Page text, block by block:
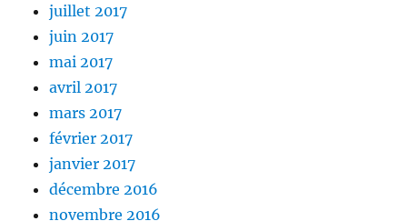
juillet 2017
juin 2017
mai 2017
avril 2017
mars 2017
février 2017
janvier 2017
décembre 2016
novembre 2016